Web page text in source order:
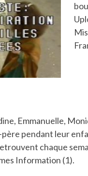
Emmanuelle,
pendant leur
chaque
Information (1).